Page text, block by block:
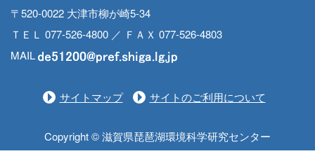
〒520-0022 大津市柳が崎5-34
ＴＥＬ 077-526-4800 ／ ＦＡＸ 077-526-4803
MAIL
サイトマップ サイトのご利用について
Copyright © 滋賀県琵琶湖環境科学研究センター